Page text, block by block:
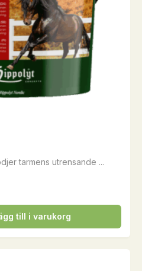
tarmens utrensande ...
till i varukorg